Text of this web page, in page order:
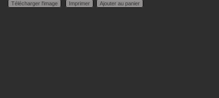
Télécharger l'image Imprimer Ajouter au panier